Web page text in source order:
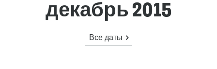
декабрь 2015
Все даты